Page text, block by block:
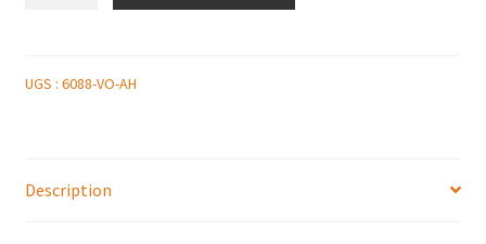
POÊLÉ,
ROUGE
UGS : 6088-VO-AH
Description